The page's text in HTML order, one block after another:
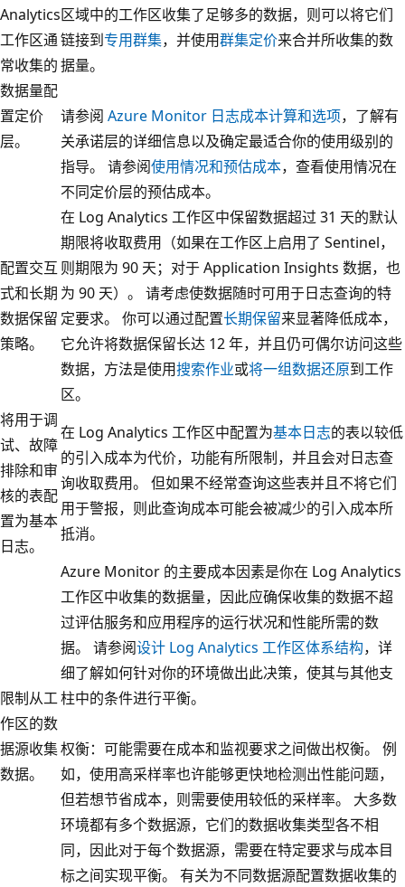
Analytics
工作区通
常收集的
数据量配
置定价
层。
区域中的工作区收集了足够多的数据，则可以将它们
链接到专用群集，并使用群集定价来合并所收集的数
据量。
请参阅 Azure Monitor 日志成本计算和选项，了解有
关承诺层的详细信息以及确定最适合你的使用级别的
指导。 请参阅使用情况和预估成本，查看使用情况在
不同定价层的预估成本。
配置交互
式和长期
数据保留
策略。
在 Log Analytics 工作区中保留数据超过 31 天的默认
期限将收取费用（如果在工作区上启用了 Sentinel，
则期限为 90 天；对于 Application Insights 数据，也
为 90 天）。 请考虑使数据随时可用于日志查询的特
定要求。 你可以通过配置长期保留来显著降低成本，
它允许将数据保留长达 12 年，并且仍可偶尔访问这些
数据，方法是使用搜索作业或将一组数据还原到工作
区。
将用于调
试、故障
排除和审
核的表配
置为基本
日志。
在 Log Analytics 工作区中配置为基本日志的表以较低
的引入成本为代价，功能有所限制，并且会对日志查
询收取费用。 但如果不经常查询这些表并且不将它们
用于警报，则此查询成本可能会被减少的引入成本所
抵消。
限制从工
作区的数
据源收集
数据。
Azure Monitor 的主要成本因素是你在 Log Analytics
工作区中收集的数据量，因此应确保收集的数据不超
过评估服务和应用程序的运行状况和性能所需的数
据。 请参阅设计 Log Analytics 工作区体系结构，详
细了解如何针对你的环境做出此决策，使其与其他支
柱中的条件进行平衡。
权衡：可能需要在成本和监视要求之间做出权衡。 例
如，使用高采样率也许能够更快地检测出性能问题，
但若想节省成本，则需要使用较低的采样率。 大多数
环境都有多个数据源，它们的数据收集类型各不相
同，因此对于每个数据源，需要在特定要求与成本目
标之间实现平衡。 有关为不同数据源配置数据收集的